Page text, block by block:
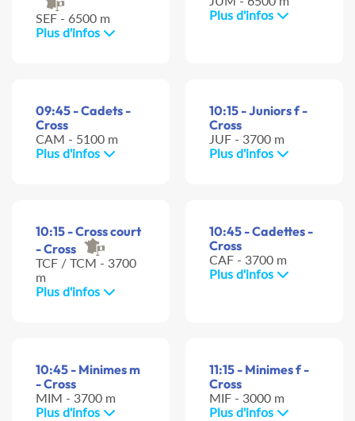
SEF - 6500 m
Plus d'infos
Plus d'infos
09:45 - Cadets -
Cross
CAM - 5100 m
Plus d'infos
10:15 - Juniors f -
Cross
JUF - 3700 m
Plus d'infos
10:15 - Cross court
- Cross
TCF / TCM - 3700
m
Plus d'infos
10:45 - Cadettes -
Cross
CAF - 3700 m
Plus d'infos
10:45 - Minimes m
- Cross
MIM - 3700 m
Plus d'infos
11:15 - Minimes f -
Cross
MIF - 3000 m
Plus d'infos